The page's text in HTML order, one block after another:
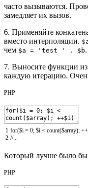
часто вызываются.
замедляет их вызов.
6. Применяйте
вместо интерполяции.
чем $a = 'test ' . $b.
7. Выносите функции
каждую итерацию.
PHP
1
2
for($i = 0; $i < count($array); ++
//...
Который лучше было бы
PHP